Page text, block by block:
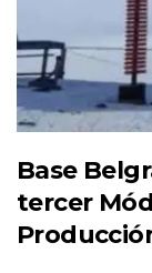
Base
tercer